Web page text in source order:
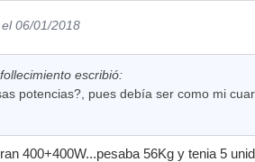
el 06/01/2018
escribió:
potencias?, pues debía ser como mi
400+400W...pesaba 56Kg y tenia 5